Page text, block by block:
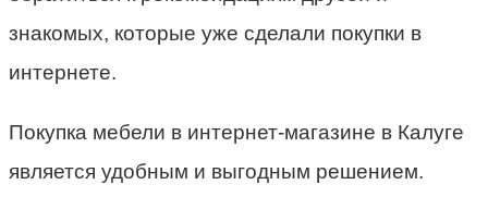
знакомых, которые уже сделали покупки в
интернете.
Покупка мебели в интернет-магазине в Калуге
является удобным и выгодным решением.